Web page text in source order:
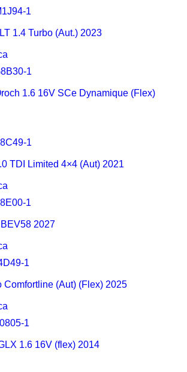
1.4 Turbo (Aut.) 2023
1.6 16V SCe Dynamique (Flex)
TDI Limited 4×4 (Aut) 2021
2027
Comfortline (Aut) (Flex) 2025
1.6 16V (flex) 2014